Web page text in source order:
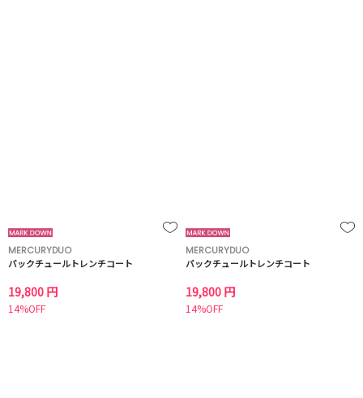
MERCURYDUO
バックチュールトレンチコート
19,800 円
14%OFF
MERCURYDUO
バックチュールトレンチコート
19,800 円
14%OFF